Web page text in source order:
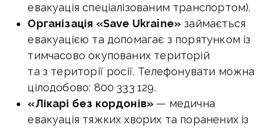
евакуація спеціалізованим транспортом).
Організація «Save Ukraine» займається
евакуацією та допомагає з порятунком із
тимчасово окупованих територій
та з території росії. Телефонувати можна
цілодобово: 800 333 129.
«Лікарі без кордонів» — медична
евакуація тяжких хворих та поранених із